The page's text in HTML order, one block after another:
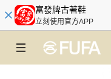
富發牌古著鞋
立刻使用官方APP